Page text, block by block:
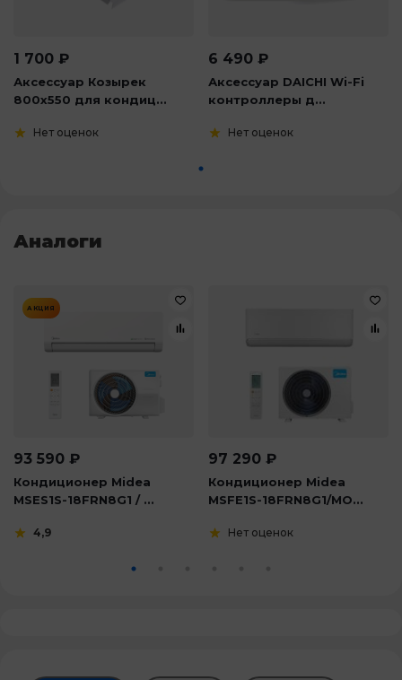
1 700 ₽
Аксессуар Козырек
800х550 для кондиц...
Нет оценок
6 490 ₽
Аксессуар DAICHI Wi-Fi
контроллеры д...
Нет оценок
Аналоги
АКЦИЯ
93 590 ₽
Кондиционер Midea
MSES1S-18FRN8G1 / ...
4,9
97 290 ₽
Кондиционер Midea
MSFE1S-18FRN8G1/MO...
Нет оценок